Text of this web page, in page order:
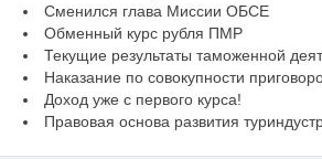
Сменился глава Миссии ОБСЕ
Обменный курс рубля ПМР
Текущие результаты таможенной
Наказание по совокупности
Доход уже с первого курса!
Правовая основа развития